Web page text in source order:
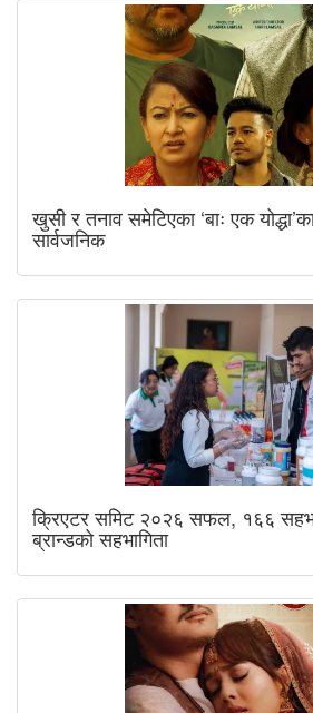
खुसी र तनाव समेटिएका ‘बाः एक
सार्वजनिक
क्रिएटर समिट २०२६ सफल, १६६
ब्रान्डको सहभागिता